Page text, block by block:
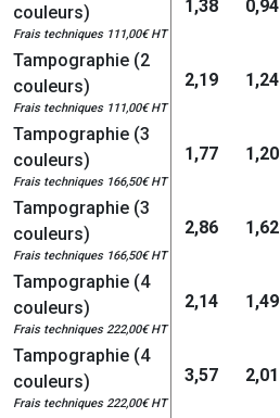
couleurs)
Frais techniques 111,00€ HT
1,38 0,94
Tampographie (2
couleurs)
Frais techniques 111,00€ HT
2,19 1,24
Tampographie (3
couleurs)
Frais techniques 166,50€ HT
1,77 1,20
Tampographie (3
couleurs)
Frais techniques 166,50€ HT
2,86 1,62
Tampographie (4
couleurs)
Frais techniques 222,00€ HT
2,14 1,49
Tampographie (4
couleurs)
Frais techniques 222,00€ HT
3,57 2,01